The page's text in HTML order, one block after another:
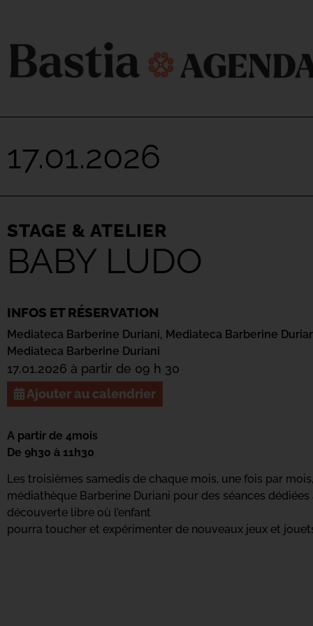
17.01.2026
STAGE & ATELIER
BABY LUDO
INFOS ET RÉSERVATION
Mediateca Barberine Duriani, Mediateca Barberine
Mediateca Barberine Duriani
17.01.2026 à partir de 09 h 30
Ajouter au calendrier
A partir de 4mois
De 9h30 à 11h30
Les troisièmes samedis de chaque mois, une fois par
médiathèque Barberine Duriani pour des séances
découverte libre où l’enfant
pourra toucher et expérimenter de nouveaux jeux et